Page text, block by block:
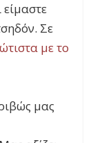
Σε
με το
μας